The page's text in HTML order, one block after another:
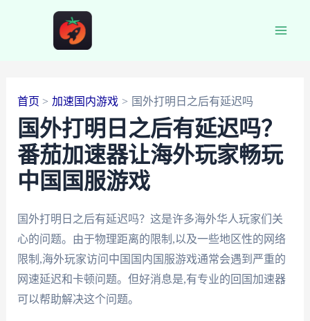
首页 加速国内游戏 国外打明日之后有延迟吗
国外打明日之后有延迟吗？
番茄加速器让海外玩家畅玩
中国国服游戏
国外打明日之后有延迟吗？这是许多海外华人玩家们关
心的问题。由于物理距离的限制,以及一些地区性的网络
限制,海外玩家访问中国国内国服游戏通常会遇到严重的
网速延迟和卡顿问题。但好消息是,有专业的回国加速器
可以帮助解决这个问题。